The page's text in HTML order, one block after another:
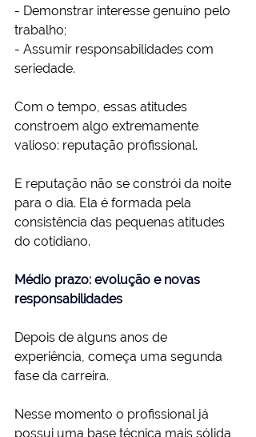
- Demonstrar interesse genuíno pelo
trabalho;
- Assumir responsabilidades com
seriedade.
Com o tempo, essas atitudes
constroem algo extremamente
valioso: reputação profissional.
E reputação não se constrói da noite
para o dia. Ela é formada pela
consistência das pequenas atitudes
do cotidiano.
Médio prazo: evolução e novas
responsabilidades
Depois de alguns anos de
experiência, começa uma segunda
fase da carreira.
Nesse momento o profissional já
possui uma base técnica mais sólida